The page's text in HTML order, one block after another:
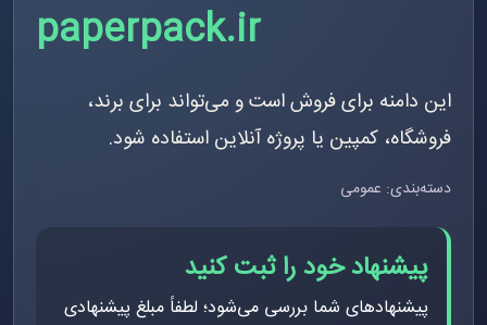
paperpack.ir
این دامنه برای فروش است و می‌تواند برای برند،
فروشگاه، کمپین یا پروژه آنلاین استفاده شود.
دسته‌بندی: عمومی
پیشنهاد خود را ثبت کنید
پیشنهادهای شما بررسی می‌شود؛ لطفاً مبلغ پیشنهادی